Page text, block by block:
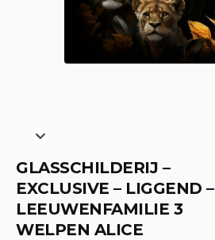
GLASSCHILDERIJ –
EXCLUSIVE – LIGGEND –
LEEUWENFAMILIE 3
WELPEN ALICE